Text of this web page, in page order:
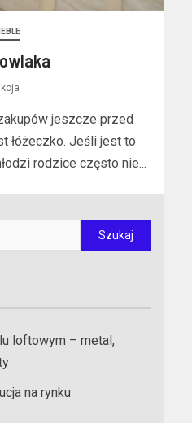
jeszcze przed
łóżeczko. Jeśli jest to
rodzice często nie...
loftowym – metal,
na rynku